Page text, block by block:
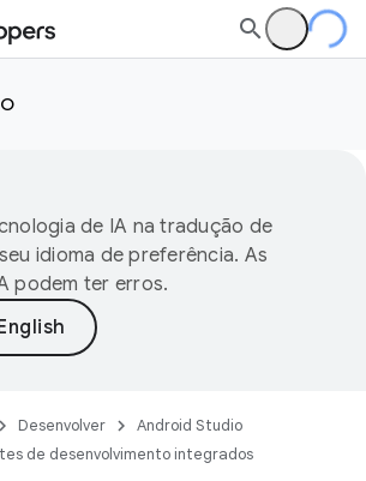
de IA na tradução de
idioma de preferência. As
podem ter erros.
Desenvolver
Android Studio
de desenvolvimento integrados